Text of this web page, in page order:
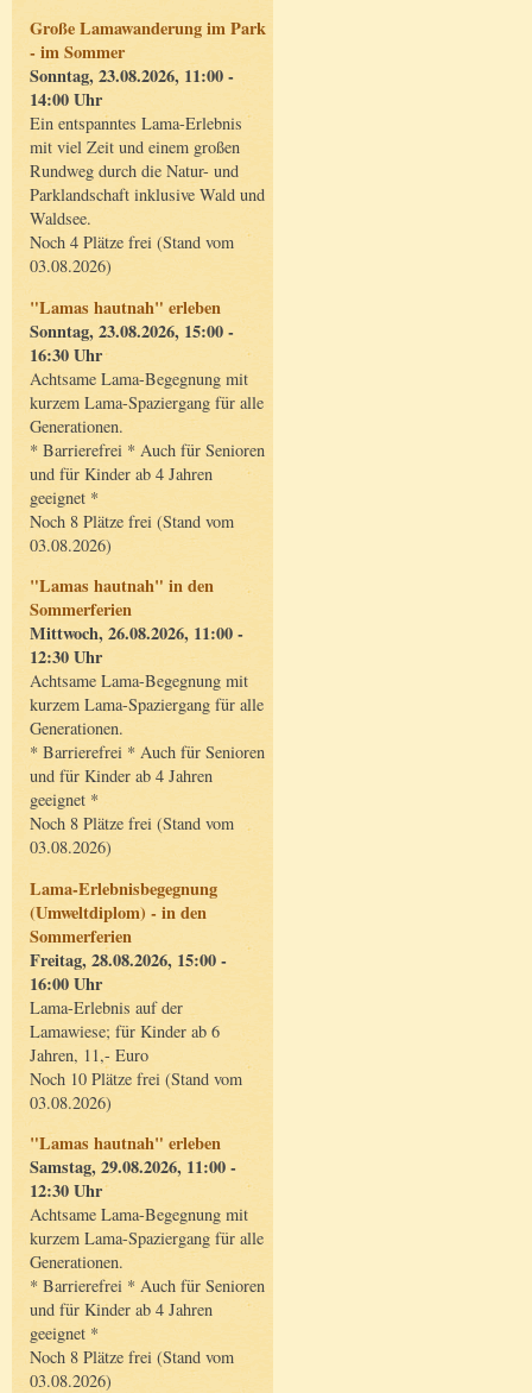
Große Lamawanderung im Park
- im Sommer
Sonntag, 23.08.2026, 11:00 -
14:00 Uhr
Ein entspanntes Lama-Erlebnis
mit viel Zeit und einem großen
Rundweg durch die Natur- und
Parklandschaft inklusive Wald und
Waldsee.
Noch 4 Plätze frei (Stand vom
03.08.2026)
"Lamas hautnah" erleben
Sonntag, 23.08.2026, 15:00 -
16:30 Uhr
Achtsame Lama-Begegnung mit
kurzem Lama-Spaziergang für alle
Generationen.
* Barrierefrei * Auch für Senioren
und für Kinder ab 4 Jahren
geeignet *
Noch 8 Plätze frei (Stand vom
03.08.2026)
"Lamas hautnah" in den
Sommerferien
Mittwoch, 26.08.2026, 11:00 -
12:30 Uhr
Achtsame Lama-Begegnung mit
kurzem Lama-Spaziergang für alle
Generationen.
* Barrierefrei * Auch für Senioren
und für Kinder ab 4 Jahren
geeignet *
Noch 8 Plätze frei (Stand vom
03.08.2026)
Lama-Erlebnisbegegnung
(Umweltdiplom) - in den
Sommerferien
Freitag, 28.08.2026, 15:00 -
16:00 Uhr
Lama-Erlebnis auf der
Lamawiese; für Kinder ab 6
Jahren, 11,- Euro
Noch 10 Plätze frei (Stand vom
03.08.2026)
"Lamas hautnah" erleben
Samstag, 29.08.2026, 11:00 -
12:30 Uhr
Achtsame Lama-Begegnung mit
kurzem Lama-Spaziergang für alle
Generationen.
* Barrierefrei * Auch für Senioren
und für Kinder ab 4 Jahren
geeignet *
Noch 8 Plätze frei (Stand vom
03.08.2026)